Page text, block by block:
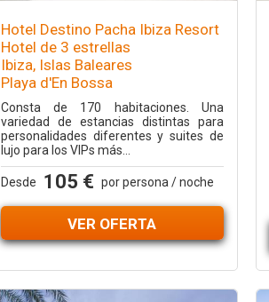
Hotel Destino Pacha Ibiza Resort
Hotel de 3 estrellas
Ibiza, Islas Baleares
Playa d'En Bossa
Consta de 170 habitaciones. Una
variedad de estancias distintas para
personalidades diferentes y suites de
lujo para los VIPs más...
Desde 105 € por persona / noche
VER OFERTA